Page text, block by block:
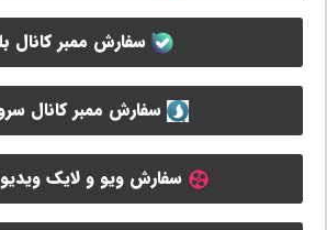
سفارش ممبر کانال
سفارش ممبر کانال
سفارش ویو و لایک ویدیو